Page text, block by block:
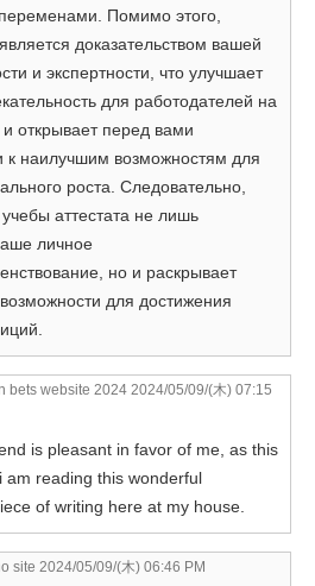
Помимо этого,
доказательством вашей
и экспертности, что улучшает
для работодателей на
открывает перед вами
к наилучшим возможностям для
роста. Следовательно,
аттестата не лишь
личное
но и раскрывает
для достижения
bets website 2024 2024/05/09/(木) 07:15
is pleasant in favor of me, as this
am reading this wonderful
of writing here at my house.
site 2024/05/09/(木) 06:46 PM